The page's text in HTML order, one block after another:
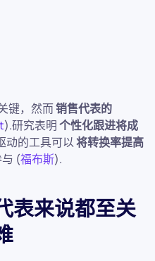
键，然而销售代表的
).研究表明个性化跟进将成
动的工具可以将转换率提高
(福布斯).
表来说都至关